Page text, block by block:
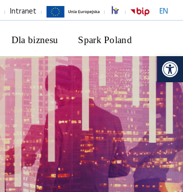
EN
Intranet
Dla biznesu Spark Poland